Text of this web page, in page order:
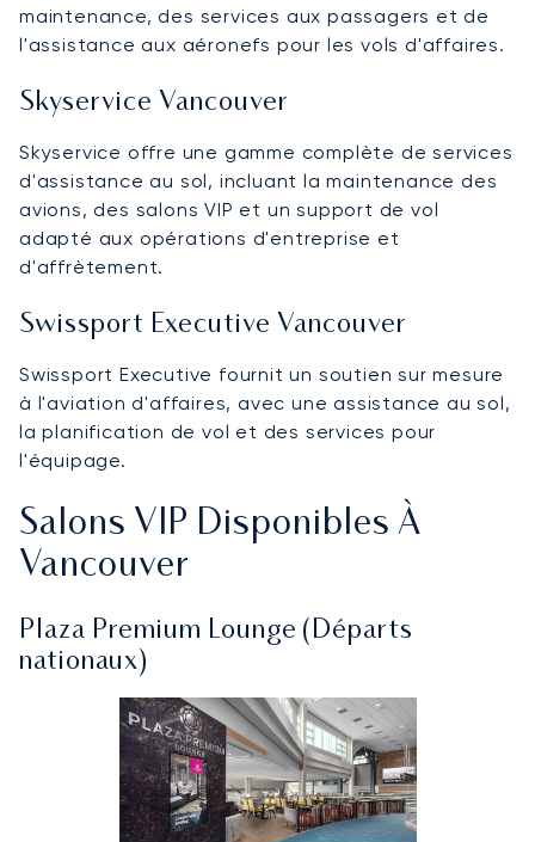
maintenance, des services aux passagers et de
l'assistance aux aéronefs pour les vols d'affaires.
Skyservice Vancouver
Skyservice offre une gamme complète de services
d'assistance au sol, incluant la maintenance des
avions, des salons VIP et un support de vol
adapté aux opérations d'entreprise et
d'affrètement.
Swissport Executive Vancouver
Swissport Executive fournit un soutien sur mesure
à l'aviation d'affaires, avec une assistance au sol,
la planification de vol et des services pour
l'équipage.
Salons VIP Disponibles À
Vancouver
Plaza Premium Lounge (Départs
nationaux)